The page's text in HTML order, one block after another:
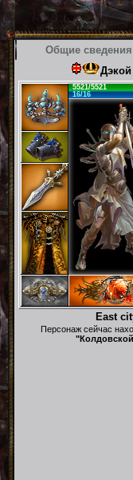
Общие сведения
Дэкой
5521/5521
16/16
East
Персонаж сейчас